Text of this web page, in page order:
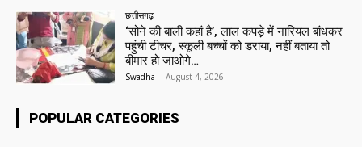
छत्तीसगढ़
‘सोने की बाली कहां है’, लाल कपड़े में नारियल बांधकर
पहुंची टीचर, स्कूली बच्चों को डराया, नहीं बताया तो
बीमार हो जाओगे…
Swadha - August 4, 2026
POPULAR CATEGORIES